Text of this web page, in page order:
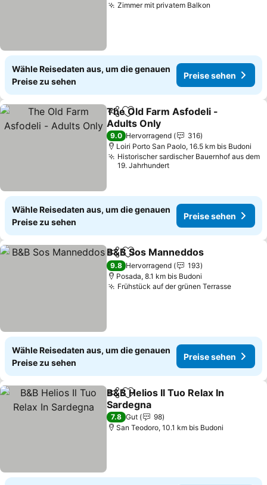
Zimmer mit privatem Balkon
Wähle Reisedaten aus, um die genauen
Preise zu sehen
Preise sehen
TeilenZu Favoriten hinzufügen
The Old Farm Asfodeli -
Adults Only
9.0 Hervorragend
316
Loiri Porto San Paolo, 16.5 km bis Budoni
Historischer sardischer Bauernhof aus dem
19. Jahrhundert
Wähle Reisedaten aus, um die genauen
Preise zu sehen
Preise sehen
TeilenZu Favoriten hinzufügen
B&B Sos Manneddos
9.8 Hervorragend
193
Posada, 8.1 km bis Budoni
Frühstück auf der grünen Terrasse
Wähle Reisedaten aus, um die genauen
Preise zu sehen
Preise sehen
TeilenZu Favoriten hinzufügen
B&B Helios Il Tuo Relax In
Sardegna
7.8 Gut
98
San Teodoro, 10.1 km bis Budoni